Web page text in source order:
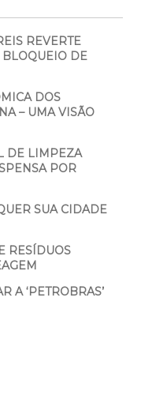
REVERTE
DE
DOS
– UMA VISÃO
DE LIMPEZA
POR
SUA CIDADE
RESÍDUOS
A ‘PETROBRAS’